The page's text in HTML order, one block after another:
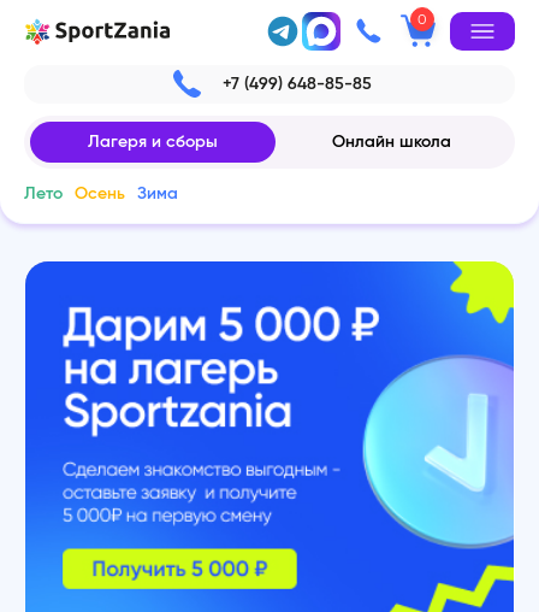
0
+7 (499) 648-85-85
Лагеря и сборы Онлайн школа
Лето Осень Зима